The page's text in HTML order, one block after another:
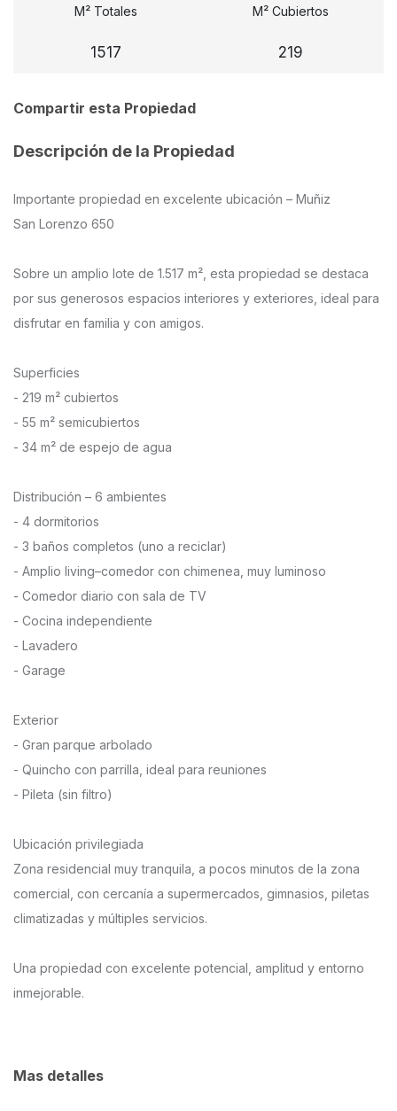
M² Totales
1517
M² Cubiertos
219
Compartir esta Propiedad
Descripción de la Propiedad
Importante propiedad en excelente ubicación – Muñiz
San Lorenzo 650
Sobre un amplio lote de 1.517 m², esta propiedad se destaca
por sus generosos espacios interiores y exteriores, ideal para
disfrutar en familia y con amigos.
Superficies
- 219 m² cubiertos
- 55 m² semicubiertos
- 34 m² de espejo de agua
Distribución – 6 ambientes
- 4 dormitorios
- 3 baños completos (uno a reciclar)
- Amplio living–comedor con chimenea, muy luminoso
- Comedor diario con sala de TV
- Cocina independiente
- Lavadero
- Garage
Exterior
- Gran parque arbolado
- Quincho con parrilla, ideal para reuniones
- Pileta (sin filtro)
Ubicación privilegiada
Zona residencial muy tranquila, a pocos minutos de la zona
comercial, con cercanía a supermercados, gimnasios, piletas
climatizadas y múltiples servicios.
Una propiedad con excelente potencial, amplitud y entorno
inmejorable.
Mas detalles